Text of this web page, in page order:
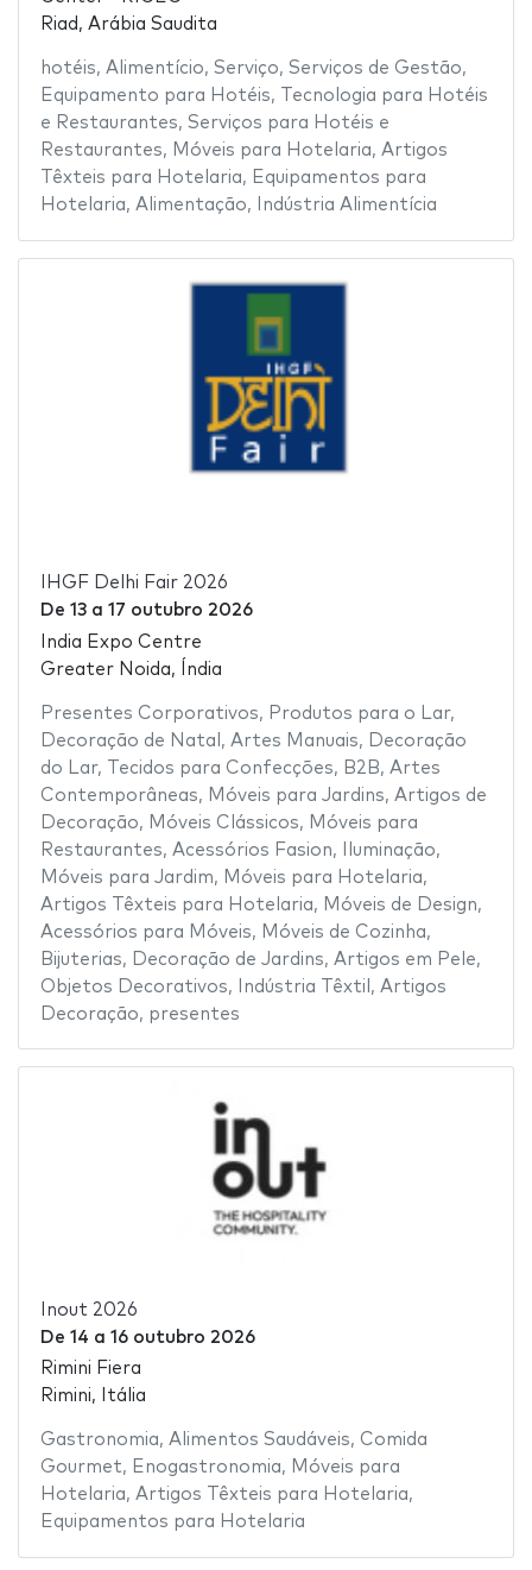
Riad, Arábia Saudita
hotéis, Alimentício, Serviço, Serviços de Gestão,
Equipamento para Hotéis,
Tecnologia para Hotéis
e Restaurantes, Serviços para Hotéis e
Restaurantes, Móveis para Hotelaria, Artigos
Têxteis para Hotelaria, Equipamentos para
Hotelaria, Alimentação, Indústria Alimentícia
IHGF Delhi Fair 2026
De 13a 17 outubro 2026
India Expo Centre
Greater Noida, Índia
Presentes Corporativos, Produtos para o Lar,
Decoração de Natal , Artes Manuais,
Decoração
do Lar, Tecidos para Confecções, B2B, Artes
Contemporâneas, Móveis para Jardins, Artigos de
Decoração, Móveis Clássicos, Móveis para
Restaurantes, Acessórios Fasion, Iluminação,
Móveis para Jardim, Móveis para Hotelaria,
Artigos Têxteis para Hotelaria, Móveis de Design,
Acessórios para Móveis, Móveis de Cozinha,
Bijuterias, Decoração de Jardins, Artigos em Pele,
Objetos Decorativos, Indústria Têxtil , Artigos
Decoração, presentes
Inout 2026
De 14 a 16 outubro 2026
Rimini Fiera
Rimini, Itália
Gastronomia, Alimentos Saudáveis, Comida
Gourmet, Enogastronomia, Móveis para
Hotelaria, Artigos Têxteis para Hotelaria,
Equipamentos para Hotelaria